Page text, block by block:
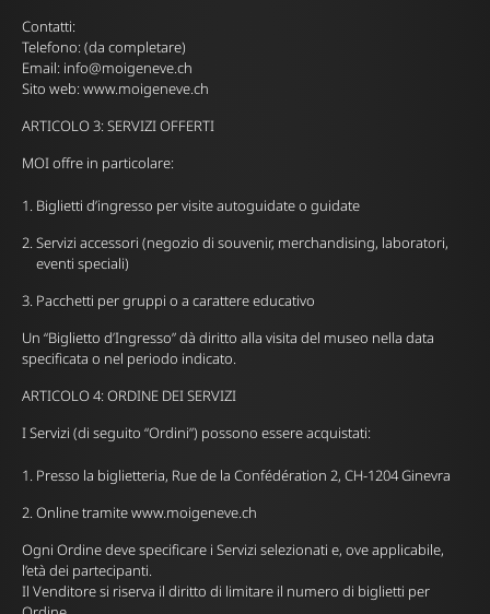
Contatti:
Telefono: (da completare)
Email: info@moigeneve.ch
Sito web: www.moigeneve.ch
ARTICOLO 3: SERVIZI OFFERTI
MOI offre in particolare:
Biglietti d’ingresso per visite autoguidate o guidate
Servizi accessori (negozio di souvenir, merchandising, laboratori,
eventi speciali)
Pacchetti per gruppi o a carattere educativo
Un “Biglietto d’Ingresso” dà diritto alla visita del museo nella data
specificata o nel periodo indicato.
ARTICOLO 4: ORDINE DEI SERVIZI
I Servizi (di seguito “Ordini”) possono essere acquistati:
Presso la biglietteria, Rue de la Confédération 2, CH-1204 Ginevra
Online tramite www.moigeneve.ch
Ogni Ordine deve specificare i Servizi selezionati e, ove applicabile,
l’età dei partecipanti.
Il Venditore si riserva il diritto di limitare il numero di biglietti per